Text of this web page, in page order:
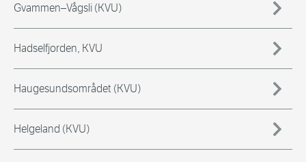
Gvammen–Vågsli (KVU)
Hadselfjorden, KVU
Haugesundsområdet (KVU)
Helgeland (KVU)